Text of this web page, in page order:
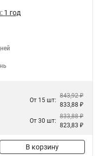
1 год
От 15 шт:
843,92 ₽
833,88 ₽
От 30 шт:
833,88 ₽
823,83 ₽
В корзину